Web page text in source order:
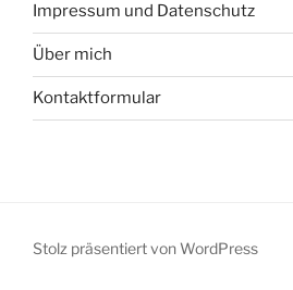
Impressum und Datenschutz
Über mich
Kontaktformular
Stolz präsentiert von WordPress